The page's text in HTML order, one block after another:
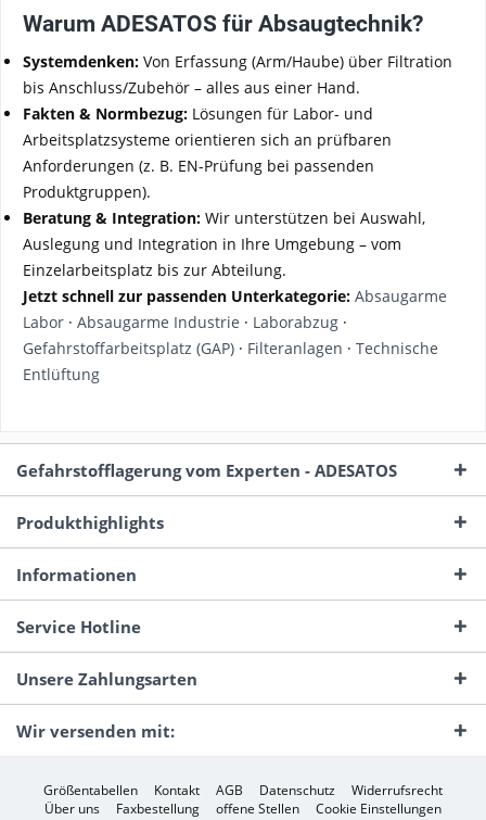
Warum ADESATOS für Absaugtechnik?
Systemdenken: Von Erfassung (Arm/Haube) über Filtration
bis Anschluss/Zubehör – alles aus einer Hand.
Fakten & Normbezug: Lösungen für Labor- und
Arbeitsplatzsysteme orientieren sich an prüfbaren
Anforderungen (z. B. EN-Prüfung bei passenden
Produktgruppen).
Beratung & Integration: Wir unterstützen bei Auswahl,
Auslegung und Integration in Ihre Umgebung – vom
Einzelarbeitsplatz bis zur Abteilung.
Jetzt schnell zur passenden Unterkategorie: Absaugarme
Labor · Absaugarme Industrie · Laborabzug ·
Gefahrstoffarbeitsplatz (GAP) · Filteranlagen · Technische
Entlüftung
Gefahrstofflagerung vom Experten - ADESATOS
Produkthighlights
Informationen
Service Hotline
Unsere Zahlungsarten
Wir versenden mit:
Größentabellen Kontakt AGB Datenschutz
Widerrufsrecht
Über uns
Faxbestellung offene Stellen
Cookie Einstellungen